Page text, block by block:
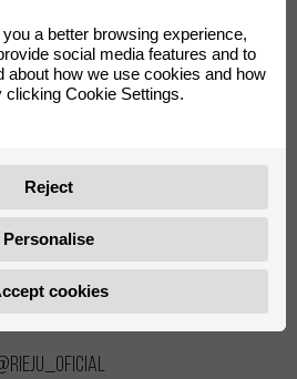
2026 en Grândola, en la región
firma española participará de
reconocido...
a better browsing experience,
social media features and to
about how we use cookies and how
Cookie Settings.
Reject
Personalise
cookies